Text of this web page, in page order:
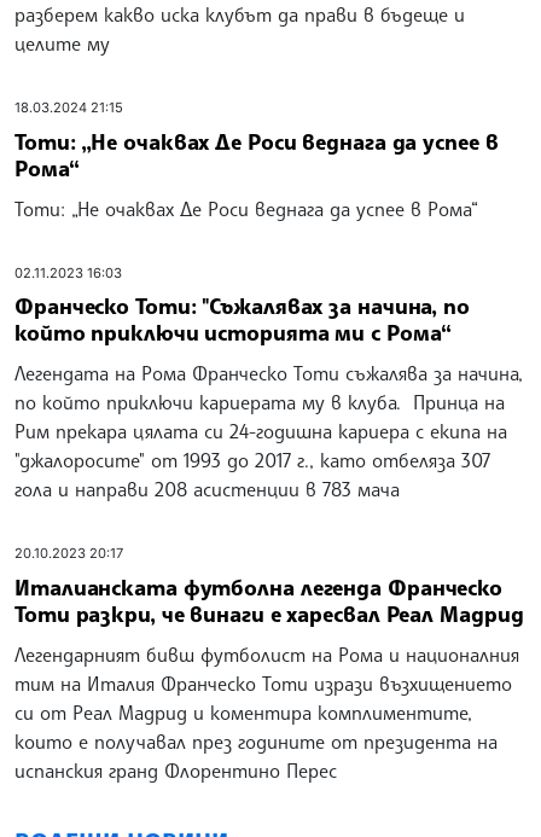
разберем какво иска клубът да прави в бъдеще и
целите му
18.03.2024 21:15
Тоти: „Не очаквах Де Роси веднага да успее в
Рома“
Тоти: „Не очаквах Де Роси веднага да успее в Рома“
02.11.2023 16:03
Франческо Тоти: "Съжалявах за начина, по
който приключи историята ми с Рома“
Легендата на Рома Франческо Тоти съжалява за начина,
по който приключи кариерата му в клуба. Принца на
Рим прекара цялата си 24-годишна кариера с екипа на
"джалоросите" от 1993 до 2017 г., като отбеляза 307
гола и направи 208 асистенции в 783 мача
20.10.2023 20:17
Италианската футболна легенда Франческо
Тоти разкри, че винаги е харесвал Реал Мадрид
Легендарният бивш футболист на Рома и националния
тим на Италия Франческо Тоти изрази възхищението
си от Реал Мадрид и коментира комплиментите,
които е получавал през годините от президента на
испанския гранд Флорентино Перес